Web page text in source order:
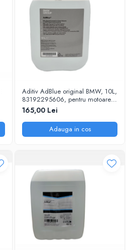
Aditiv AdBlue original BMW, 10L,
83192295606, pentru motoarele
diesel Euro 6
165,00 Lei
Adauga in cos